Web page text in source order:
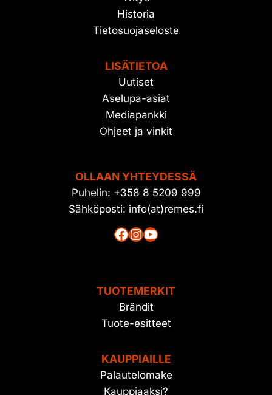
Historia
Tietosuojaseloste
LISÄTIETOA
Uutiset
Aselupa-asiat
Mediapankki
Ohjeet ja vinkit
OLLAAN YHTEYDESSÄ
Puhelin: +358 8 5209 999
Sähköposti: info(at)remes.fi
Facebook
Instagram
YouTube
TUOTEMERKIT
Brändit
Tuote-esitteet
KAUPPIAILLE
Palautelomake
Kauppiaaksi?